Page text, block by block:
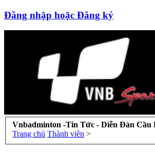
Đăng nhập hoặc Đăng ký
Vnbadminton -Tin Tức - Diễn Đàn Cầu
Trang chủ Thành viên >